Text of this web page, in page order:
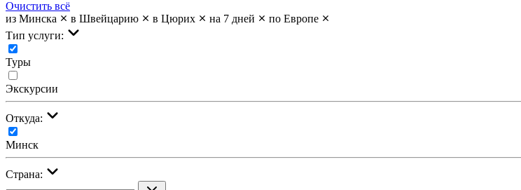
Очистить всё
из Минска
в Швейцарию в Цюрих на 7 дней
по Европе
Тип услуги:
Туры
Экскурсии
Откуда:
Минск
Страна: